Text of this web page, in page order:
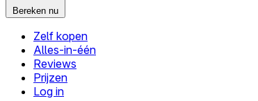
Bereken nu
Zelf kopen
Alles-in-één
Reviews
Prijzen
Log in